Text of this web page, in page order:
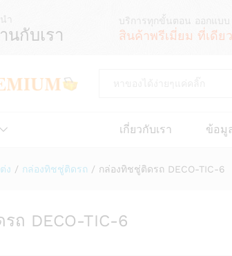
ำ
นกับเรา
บริการทุกขั้นตอน ออกแบบ
สินค้าพรีเมี่ยม ที่เดีย
เกี่ยวกับเรา ข้อมู
ง / กล่องทิชชู่ติดรถ / กล่องทิชชู่ติดรถ DECO-TIC-6
ถ DECO-TIC-6